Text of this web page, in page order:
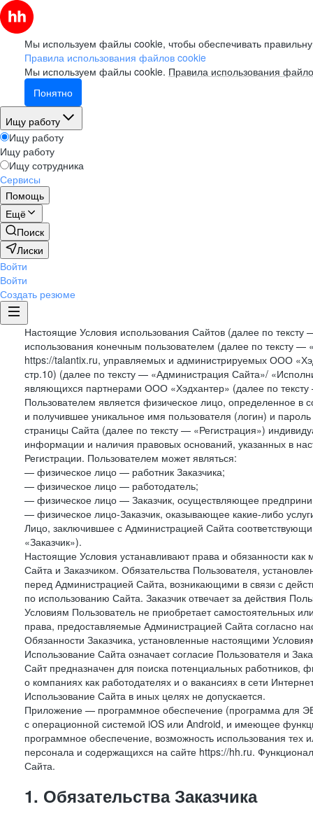
Мы используем файлы cookie, чтобы обеспечивать
Правила использования файлов cookie
Мы используем файлы cookie. Правила использования
Понятно
Ищу работу
Ищу работу
Ищу работу
Ищу сотрудника
Сервисы
Помощь
Ещё
Поиск
Лиски
Войти
Войти
Создать резюме
Настоящие Условия использования Сайтов (далее по
использования конечным пользователем (далее по тексту
https://talantix.ru, управляемых и администрируемых ООО
стр.10) (далее по тексту — «Администрация Сайта»/
являющихся партнерами ООО «Хэдхантер» (далее по
Пользователем является физическое лицо, определенное в
и получившее уникальное имя пользователя (логин) и
страницы Сайта (далее по тексту — «Регистрация»)
информации и наличия правовых оснований, указанных в
Регистрации. Пользователем может являться:
— физическое лицо — работник Заказчика;
— физическое лицо — работодатель;
— физическое лицо — Заказчик, осуществляющее
— физическое лицо-Заказчик, оказывающее какие-либо
Лицо, заключившее с Администрацией Сайта
«Заказчик»).
Настоящие Условия устанавливают права и обязанности
Сайта и Заказчиком. Обязательства Пользователя,
перед Администрацией Сайта, возникающими в связи с
по использованию Сайта. Заказчик отвечает за действия
Условиям Пользователь не приобретает самостоятельных
права, предоставляемые Администрацией Сайта согласно
Обязанности Заказчика, установленные настоящими
Использование Сайта означает согласие Пользователя и
Сайт предназначен для поиска потенциальных
о компаниях как работодателях и о вакансиях в сети
Использование Сайта в иных целях не допускается.
Приложение — программное обеспечение (программа для
с операционной системой iOS или Android, и имеющее
программное обеспечение, возможность использования
персонала и содержащихся на сайте https://hh.ru.
Сайта.
1. Обязательства Заказчика